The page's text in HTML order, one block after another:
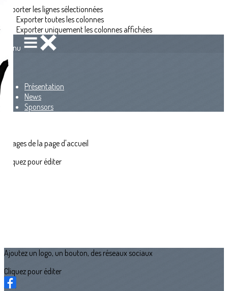
Exporter les lignes sélectionnées
Exporter toutes les colonnes
Exporter uniquement les colonnes affichées
Menu
<
>
Présentation
News
Sponsors
Images de la page d'accueil
Cliquez pour éditer
Ajoutez un logo, un bouton, des réseaux sociaux
Cliquez pour éditer